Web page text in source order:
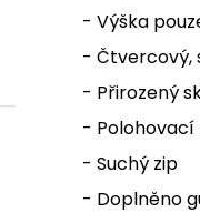
- Výška
- Čtvercový,
- Přirozený
-
- Suchý zip
- Doplněno